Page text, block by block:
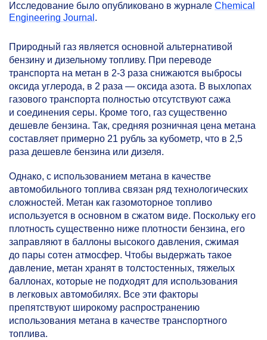
Исследование было опубликовано в журнале Chemical
Engineering Journal .
Природный газ является основной альтернативой
бензину и дизельному топливу. При переводе
транспорта на метан в 2-3 раза снижаются выбросы
оксида углерода, в 2 раза — оксида азота. В выхлопах
газового транспорта полностью отсутствуют сажа
и соединения серы. Кроме того, газ существенно
дешевле бензина. Так, средняя розничная цена метана
составляет примерно 21 рубль за кубометр, что в 2,5
раза дешевле бензина или дизеля.
Однако, с использованием метана в качестве
автомобильного топлива связан ряд технологических
сложностей. Метан как газомоторное топливо
используется в основном в сжатом виде. Поскольку его
плотность существенно ниже плотности бензина, его
заправляют в баллоны высокого давления, сжимая
до пары сотен атмосфер. Чтобы выдержать такое
давление, метан хранят в толстостенных, тяжелых
баллонах, которые не подходят для использования
в легковых автомобилях. Все эти факторы
препятствуют широкому распространению
использования метана в качестве транспортного
топлива.